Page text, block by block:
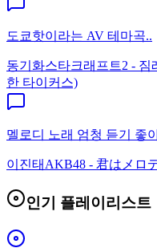
도쿄핫이라는 AV 테마곡..
동기화스타크래프트2 -
한 타이커스)
멜로디 노래 엄청 듣기 좋
이진태 AKB48 - 君はメロ
인기 플레이리스트